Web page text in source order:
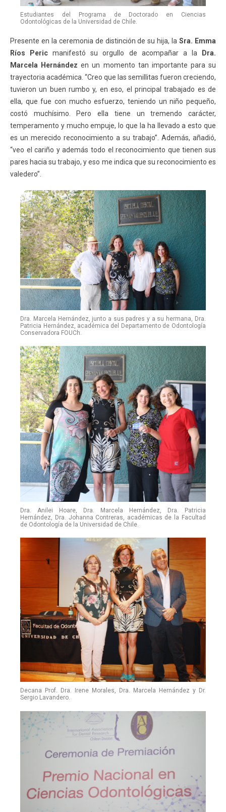
Estudiantes del Programa de Doctorado en Ciencias
Odontológicas de la Universidad de Chile.
Presente en la ceremonia de distinción de su hija, laSra. Emma
Ríos Peric manifestó su orgullo de acompañar a la
Dra.
Marcela Hernández en un momento tan importante para su
trayectoria académica. “Creo que las semillitas fueron creciendo,
tuvieron un buen rumbo y, en eso, el principal trabajado es de
ella, que fue con mucho esfuerzo, teniendo un niño pequeño,
costó muchísimo. Pero ella tiene un tremendo carácter,
temperamento y mucho empuje, lo que la ha llevado a esto que
es un merecido reconocimiento a su trabajo”. Además, añadió,
“veo el cariño y además todo el reconocimiento que tienen sus
pares hacia su trabajo, y eso me indica que su reconocimiento es
valedero”.
Dra. Marcela Hernández, junto a sus padres y a su hermana, Dra.
Patricia Hernández, académica del Departamento de Odontología
Conservadora FOUCh.
Dra. Anilei Hoare, Dra. Marcela Hernández, Dra. Patricia
Hernández, Dra. Johanna Contreras, académicas de la Facultad
de Odontología de la Universidad de Chile.
Decana Prof. Dra. Irene Morales, Dra. Marcela Hernández y Dr.
Sergio Lavandero.